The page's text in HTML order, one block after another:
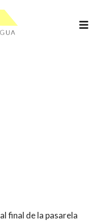
final de la pasarela